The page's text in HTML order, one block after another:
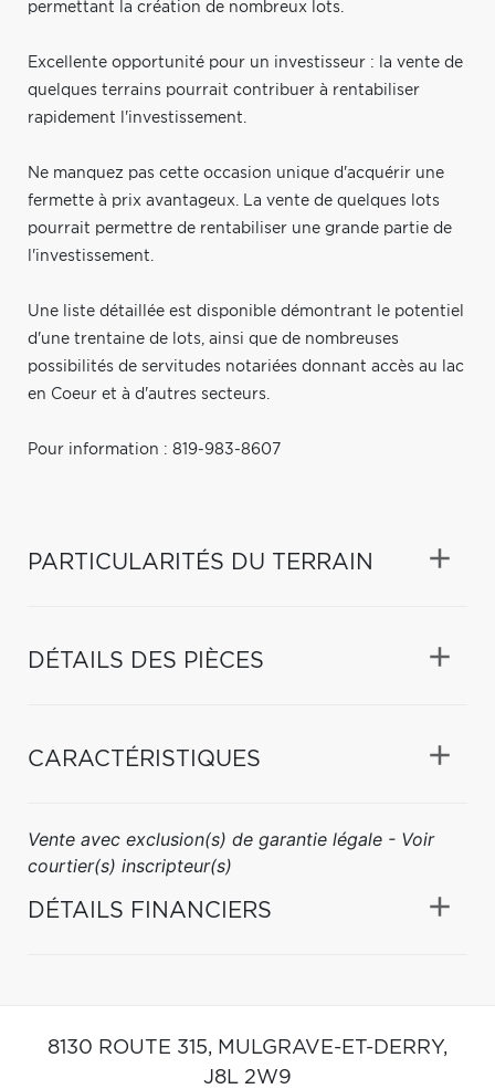
permettant la création de nombreux lots.
Excellente opportunité pour un investisseur : la vente de
quelques terrains pourrait contribuer à rentabiliser
rapidement l'investissement.
Ne manquez pas cette occasion unique d'acquérir une
fermette à prix avantageux. La vente de quelques lots
pourrait permettre de rentabiliser une grande partie de
l'investissement.
Une liste détaillée est disponible démontrant le potentiel
d'une trentaine de lots, ainsi que de nombreuses
possibilités de servitudes notariées donnant accès au lac
en Coeur et à d'autres secteurs.
Pour information : 819-983-8607
PARTICULARITÉS DU TERRAIN
DÉTAILS DES PIÈCES
CARACTÉRISTIQUES
Vente avec exclusion(s) de garantie légale - Voir
courtier(s) inscripteur(s)
DÉTAILS FINANCIERS
8130 ROUTE 315, MULGRAVE-ET-DERRY,
J8L 2W9